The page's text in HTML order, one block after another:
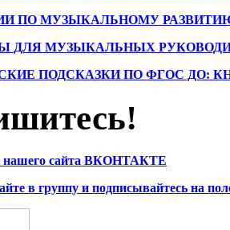
ПО МУЗЫКАЛЬНОМУ
ДЛЯ МУЗЫКАЛЬНЫХ
ПОДСКАЗКИ ПО ФГОС ДО:
нашего сайта ВКОНТАКТЕ
в группу и подписывайтесь на